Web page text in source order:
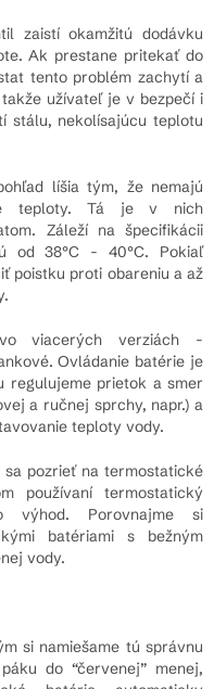
zaistí okamžitú dodávku
Ak prestane pritekať do
tento problém zachytí a
užívateľ je v bezpečí i
stálu, nekolísajúcu teplotu
líšia tým, že nemajú
teploty. Tá je v nich
Záleží na špecifikácii
od 38°C - 40°C. Pokiaľ
poistku proti obareniu a až
viacerých verziách -
Ovládanie batérie je
prietok a smer
a ručnej sprchy, napr.) a
teploty vody.
pozrieť na termostatické
používaní termostatický
výhod. Porovnajme si
batériami s bežným
vody.
si namiešame tú správnu
do “červenej” menej,